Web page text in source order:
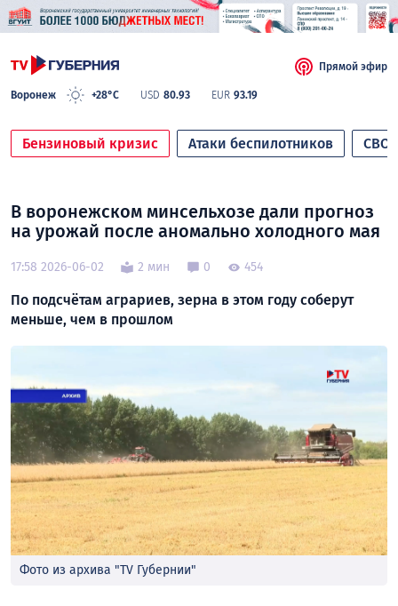
Воронеж +28°C USD 80.93 EUR 93.19
Прямой эфир
Бензиновый кризис Атаки беспилотников СВО
В воронежском минсельхозе дали прогноз
на урожай после аномально холодного мая
17:58 2026-06-02 2 мин 0 454
По подсчётам аграриев, зерна в этом году соберут
меньше, чем в прошлом
Фото из архива "TV Губернии"